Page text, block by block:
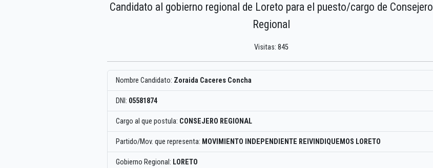
Candidato al gobierno regional de Loreto para el puesto/cargo de Consejero
Regional
Visitas: 845
Nombre Candidato: Zoraida Caceres Concha
DNI: 05581874
Cargo al que postula: CONSEJERO REGIONAL
Partido/Mov. que representa: MOVIMIENTO INDEPENDIENTE REIVINDIQUEMOS LORETO
Gobierno Regional: LORETO